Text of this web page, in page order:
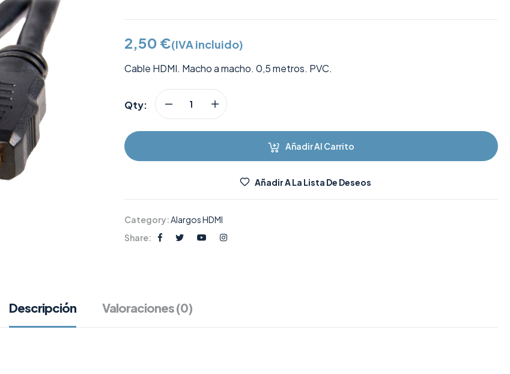
2,50 €(IVA incluido)
Cable HDMI. Macho a macho. 0,5 metros. PVC.
Qty:
Añadir Al Carrito
Añadir A La Lista De Deseos
Category: Alargos HDMI
Share:
Descripción Valoraciones (0)